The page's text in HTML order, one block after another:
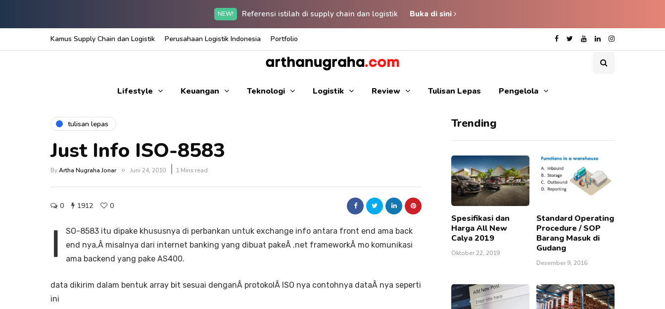
NEW! Referensi istilah di supply chain dan logistik Buka di sini
Kamus Supply Chain dan Logistik Perusahaan Logistik Indonesia Portfolio
Lifestyle Keuangan Teknologi Logistik Review Tulisan Lepas Pengelola
tulisan lepas
Just Info ISO-8583
ByArtha Nugraha Jonar Juni 24, 2010 1 Mins read
0 1912 0
I
SO-8583 itu dipake khususnya di perbankan untuk exchange info antara front end ama back
end nya,Â misalnya dari internet banking yang dibuat pakeÂ .net frameworkÂ mo komunikasi
ama backend yang pake AS400.
data dikirim dalam bentuk array bit sesuai denganÂ protokolÂ ISO nya contohnya dataÂ nya seperti
ini
Trending
Spesifikasi dan
Harga All New
Calya 2019
Oktober 22, 2019
Standard Operating
Procedure / SOP
Barang Masuk di
Gudang
Desember 9, 2016